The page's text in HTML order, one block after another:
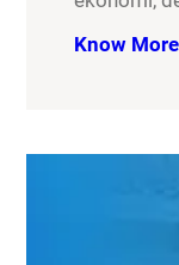
Know More